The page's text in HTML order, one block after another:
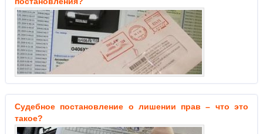
Судебное постановление о лишении прав – что это
такое?